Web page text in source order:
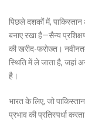
पिछले दशकों में, पाकिस्तान
बनाए रखा है—सैन्य
की खरीद-फरोख्त।
स्थिति में ले जाता है, जहां
है।
भारत के लिए, जो
प्रभाव की प्रतिस्पर्धा